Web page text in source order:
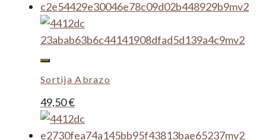
Sortija Abrazo
49,50€